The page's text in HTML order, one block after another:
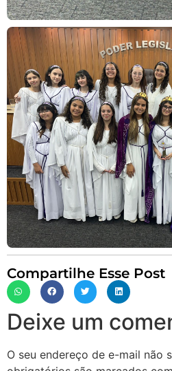
Compartilhe Esse Post
Deixe um
O seu endereço de e-mail não